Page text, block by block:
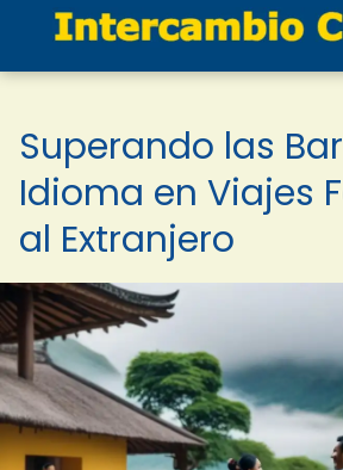
Superando las
Idioma en Viajes
al Extranjero